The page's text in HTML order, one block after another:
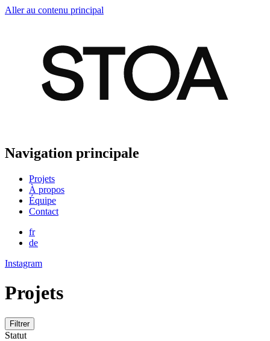
Aller au contenu principal
Navigation principale
Projets
À propos
Équipe
Contact
fr
de
Instagram
Projets
Filtrer
Statut